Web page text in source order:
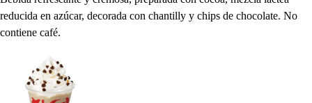
reducida en azúcar, decorada con chantilly y chips de chocolate. No
contiene café.